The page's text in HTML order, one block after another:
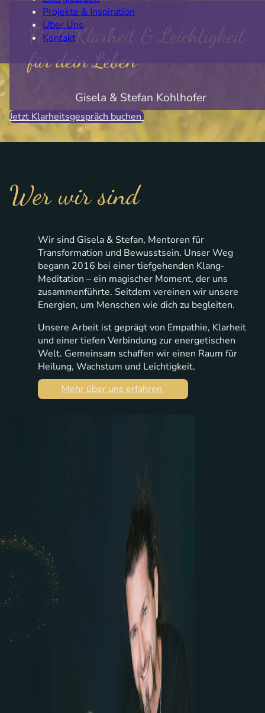
Projekte & Inspiration
Über Uns
Kontakt
Finde Klarheit & Leichtigkeit
für dein Leben
Gisela & Stefan Kohlhofer
Jetzt Klarheitsgespräch buchen
Wer wir sind
Wir sind Gisela & Stefan, Mentoren für
Transformation und Bewusstsein. Unser Weg
begann 2016 bei einer tiefgehenden Klang-
Meditation – ein magischer Moment, der uns
zusammenführte. Seitdem vereinen wir unsere
Energien, um Menschen wie dich zu begleiten.
Unsere Arbeit ist geprägt von Empathie, Klarheit
und einer tiefen Verbindung zur energetischen
Welt. Gemeinsam schaffen wir einen Raum für
Heilung, Wachstum und Leichtigkeit.
Mehr über uns erfahren